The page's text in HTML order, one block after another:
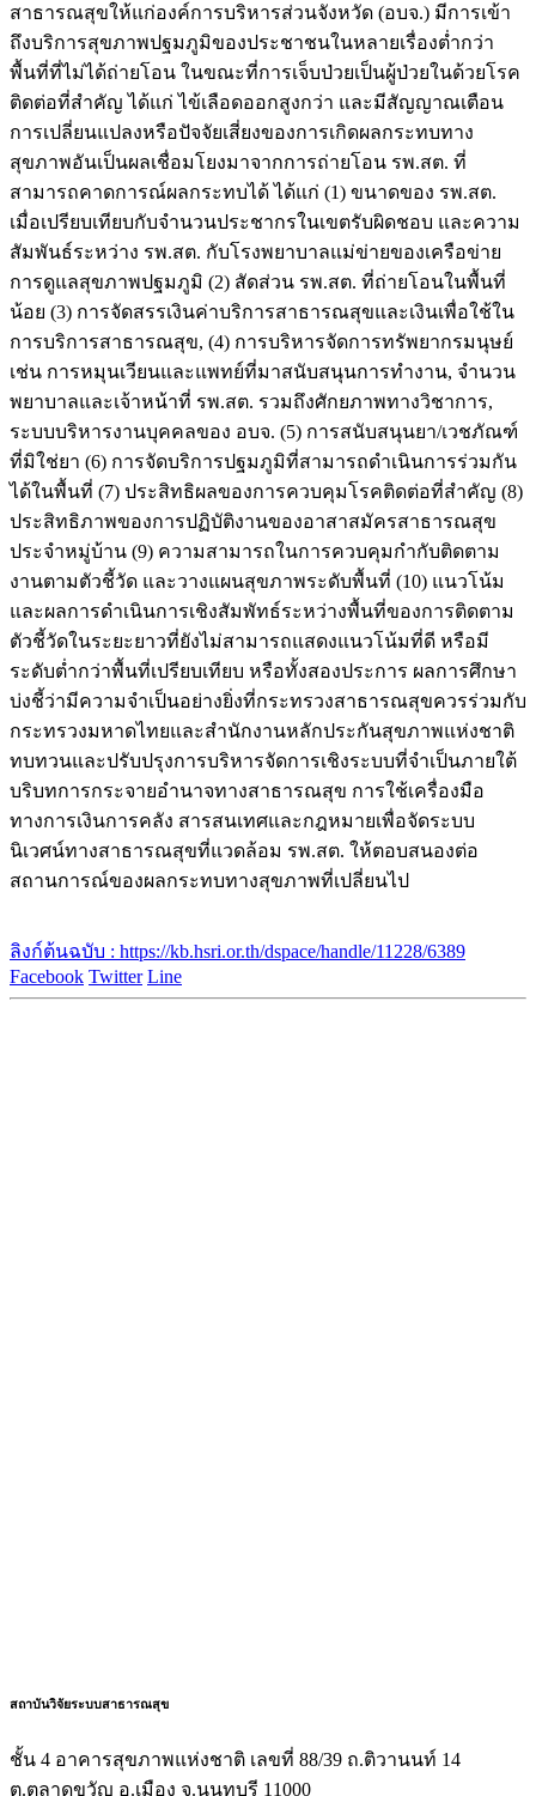
สาธารณสุขให้แก่องค์การบริหารส่วนจังหวัด (อบจ.) มีการเข้า
ถึงบริการสุขภาพปฐมภูมิของประชาชนในหลายเรื่องต่ำกว่า
พื้นที่ที่ไม่ได้ถ่ายโอน ในขณะที่การเจ็บป่วยเป็นผู้ป่วยในด้วยโรค
ติดต่อที่สำคัญ ได้แก่ ไข้เลือดออกสูงกว่า และมีสัญญาณเตือน
การเปลี่ยนแปลงหรือปัจจัยเสี่ยงของการเกิดผลกระทบทาง
สุขภาพอันเป็นผลเชื่อมโยงมาจากการถ่ายโอน รพ.สต. ที่
สามารถคาดการณ์ผลกระทบได้ ได้แก่ (1) ขนาดของ รพ.สต.
เมื่อเปรียบเทียบกับจำนวนประชากรในเขตรับผิดชอบ และความ
สัมพันธ์ระหว่าง รพ.สต. กับโรงพยาบาลแม่ข่ายของเครือข่าย
การดูแลสุขภาพปฐมภูมิ (2) สัดส่วน รพ.สต. ที่ถ่ายโอนในพื้นที่
น้อย (3) การจัดสรรเงินค่าบริการสาธารณสุขและเงินเพื่อใช้ใน
การบริการสาธารณสุข, (4) การบริหารจัดการทรัพยากรมนุษย์
เช่น การหมุนเวียนและแพทย์ที่มาสนับสนุนการทำงาน, จำนวน
พยาบาลและเจ้าหน้าที่ รพ.สต. รวมถึงศักยภาพทางวิชาการ,
ระบบบริหารงานบุคคลของ อบจ. (5) การสนับสนุนยา/เวชภัณฑ์
ที่มิใช่ยา (6) การจัดบริการปฐมภูมิที่สามารถดำเนินการร่วมกัน
ได้ในพื้นที่ (7) ประสิทธิผลของการควบคุมโรคติดต่อที่สำคัญ (8)
ประสิทธิภาพของการปฏิบัติงานของอาสาสมัครสาธารณสุข
ประจำหมู่บ้าน (9) ความสามารถในการควบคุมกำกับติดตาม
งานตามตัวชี้วัด และวางแผนสุขภาพระดับพื้นที่ (10) แนวโน้ม
และผลการดำเนินการเชิงสัมพัทธ์ระหว่างพื้นที่ของการติดตาม
ตัวชี้วัดในระยะยาวที่ยังไม่สามารถแสดงแนวโน้มที่ดี หรือมี
ระดับต่ำกว่าพื้นที่เปรียบเทียบ หรือทั้งสองประการ ผลการศึกษา
บ่งชี้ว่ามีความจำเป็นอย่างยิ่งที่กระทรวงสาธารณสุขควรร่วมกับ
กระทรวงมหาดไทยและสำนักงานหลักประกันสุขภาพแห่งชาติ
ทบทวนและปรับปรุงการบริหารจัดการเชิงระบบที่จำเป็นภายใต้
บริบทการกระจายอำนาจทางสาธารณสุข การใช้เครื่องมือ
ทางการเงินการคลัง สารสนเทศและกฎหมายเพื่อจัดระบบ
นิเวศน์ทางสาธารณสุขที่แวดล้อม รพ.สต. ให้ตอบสนองต่อ
สถานการณ์ของผลกระทบทางสุขภาพที่เปลี่ยนไป
ลิงก์ต้นฉบับ : https://kb.hsri.or.th/dspace/handle/11228/6389
Facebook Twitter Line
สถาบันวิจัยระบบสาธารณสุข
ชั้น 4 อาคารสุขภาพแห่งชาติ เลขที่ 88/39 ถ.ติวานนท์ 14
ต.ตลาดขวัญ อ.เมือง จ.นนทบุรี 11000